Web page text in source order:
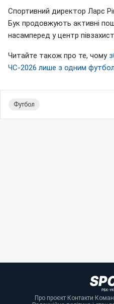
Спортивний директор Ларс
Бук продовжують активні
насамперед у центр
Читайте також про те, чому
ЧС-2026 лише з одним
Футбол
Про проєкт·Контакти·